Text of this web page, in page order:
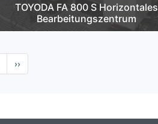
TOYODA FA 800 S Horizontales
Bearbeitungszentrum
Nächste
Seite
››